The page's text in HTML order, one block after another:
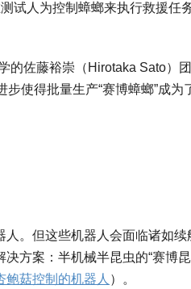
试人为控制蟑螂来执行救援任
的佐藤裕崇（Hirotaka Sato）
步使得批量生产“赛博蟑螂”成为
。但这些机器人会面临诸如续
方案：半机械半昆虫的“赛博昆
鲍菇控制的机器人 ）。